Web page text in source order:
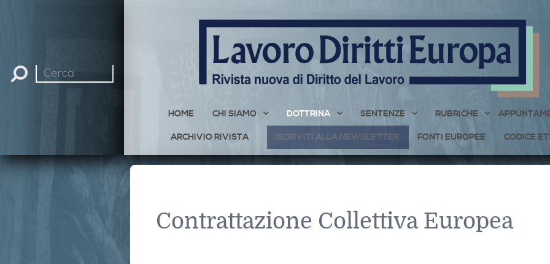
Cerca
nel
HOME CHI SIAMO DOTTRINA SENTENZE RUBRICHE
ARCHIVIO RIVISTA ISCRIVITI ALLA NEWSLETTER FONTI EUROPEE CODICE
Contrattazione Collettiva Europea